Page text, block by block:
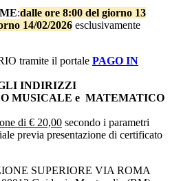
:dalle ore 8:00 del giorno 13
14/02/2026 esclusivamente
tramite il portale PAGO IN
INDIRIZZI
MUSICALE e MATEMATICO
di € 20,00 secondo i parametri
previa presentazione di certificato
SUPERIORE VIA ROMA